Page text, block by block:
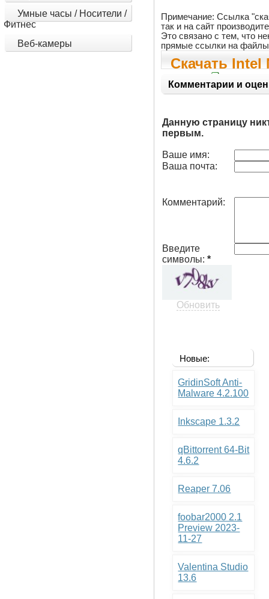
Умные часы / Носители /
Фитнес
Веб-камеры
Примечание: Ссылка
так и на сайт
Это связано с тем, что
прямые ссылки на
Скачать Intel
0063
Комментарии и
Данную страницу
первым.
Ваше имя:
Ваша почта:
Комментарий:
Введите
символы:*
Обновить
Новые:
GridinSoft Anti-
Malware 4.2.100
Inkscape 1.3.2
qBittorrent 64-Bit
4.6.2
Reaper 7.06
foobar2000 2.1
Preview 2023-
11-27
Valentina Studio
13.6